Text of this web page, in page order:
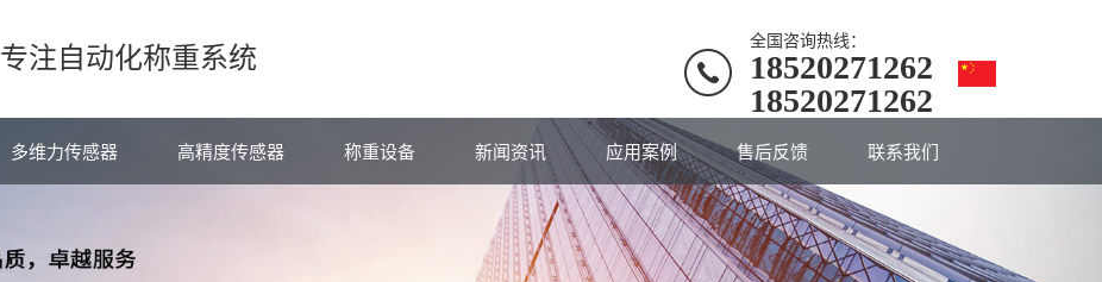
专注自动化称重系统 全国咨询热线：
18520271262
18520271262
多维力传感器 高精度传感器 称重设备 新闻资讯 应用案例 售后反馈 联系我们